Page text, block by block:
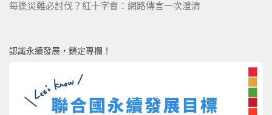
每逢災難必討伐？紅十字會：網路傳言一次澄清
認識永續發展，鎖定專欄！